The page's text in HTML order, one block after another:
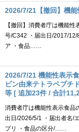
2026/7/21【撤回】機
【撤回】消費者庁は機能
号/C342 ・届出日/2017/12/
ア ・食品……
2026/7/21 機能性表示
ビン由来テトラペプチ
等 [ 追加23件 / 合計
消費者庁は機能性表示食品
出日/2026/5/1 ・届出者名/
プリ ・食品の区分/……